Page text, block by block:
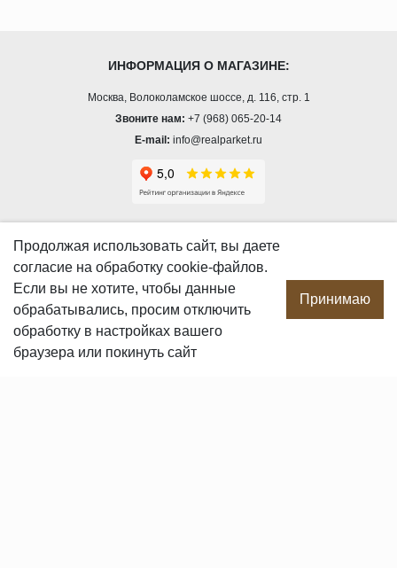
ИНФОРМАЦИЯ О МАГАЗИНЕ:
Москва, Волоколамское шоссе, д. 116, стр. 1
Звоните нам: +7 (968) 065-20-14
E-mail: info@realparket.ru
О компании
Производство
Сотрудничество
Сертификаты продукции
Вакансии
Продолжая использовать сайт, вы даете
согласие на обработку cookie-файлов.
Если вы не хотите, чтобы данные
обрабатывались, просим отключить
обработку в настройках вашего
браузера или покинуть сайт
Принимаю